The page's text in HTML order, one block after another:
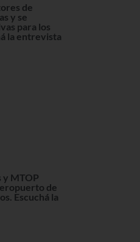
de
y se
para los
la entrevista
y MTOP
de
Escuchá la